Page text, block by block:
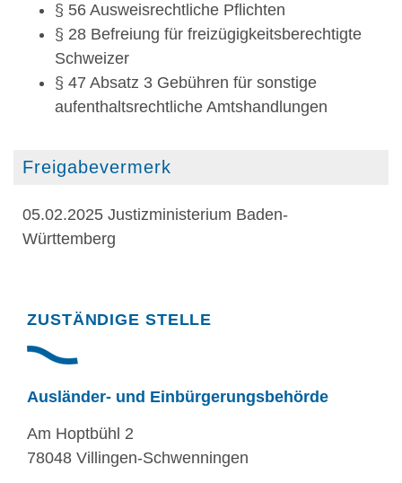
§ 56 Ausweisrechtliche Pflichten
§ 28 Befreiung für freizügigkeitsberechtigte
Schweizer
§ 47 Absatz 3 Gebühren für sonstige
aufenthaltsrechtliche Amtshandlungen
Freigabevermerk
05.02.2025 Justizministerium Baden-
Württemberg
Randspalte
ZUSTÄNDIGE STELLE
Ausländer- und Einbürgerungsbehörde
Am Hoptbühl 2
78048 Villingen-Schwenningen